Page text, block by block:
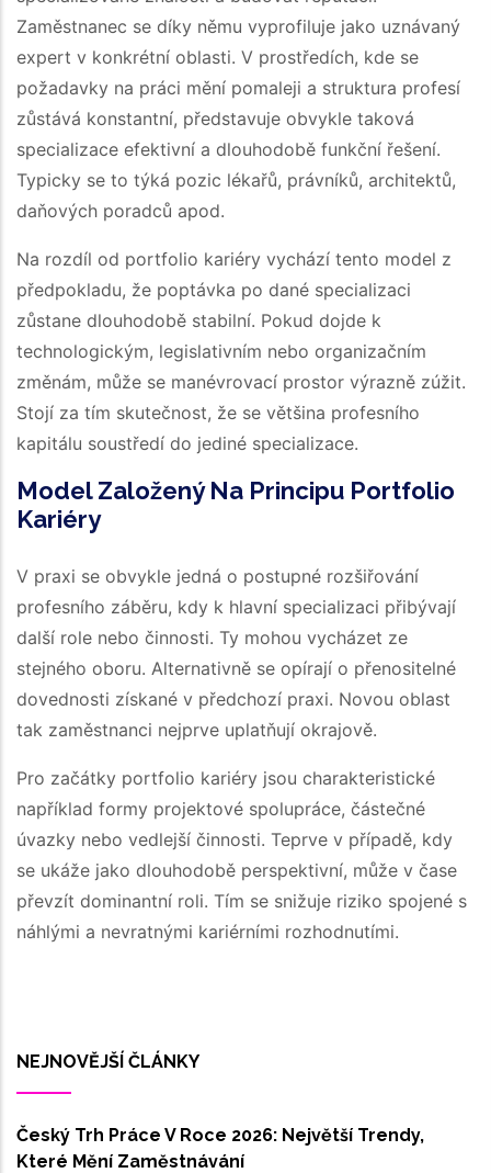
Zaměstnanec se díky němu vyprofiluje jako uznávaný
expert v konkrétní oblasti. V prostředích, kde se
požadavky na práci mění pomaleji a struktura profesí
zůstává konstantní, představuje obvykle taková
specializace efektivní a dlouhodobě funkční řešení.
Typicky se to týká pozic lékařů, právníků, architektů,
daňových poradců apod.
Na rozdíl od portfolio kariéry vychází tento model z
předpokladu, že poptávka po dané specializaci
zůstane dlouhodobě stabilní. Pokud dojde k
technologickým, legislativním nebo organizačním
změnám, může se manévrovací prostor výrazně zúžit.
Stojí za tím skutečnost, že se většina profesního
kapitálu soustředí do jediné specializace.
Model Založený Na Principu Portfolio
Kariéry
V praxi se obvykle jedná o postupné rozšiřování
profesního záběru, kdy k hlavní specializaci přibývají
další role nebo činnosti. Ty mohou vycházet ze
stejného oboru. Alternativně se opírají o přenositelné
dovednosti získané v předchozí praxi. Novou oblast
tak zaměstnanci nejprve uplatňují okrajově.
Pro začátky portfolio kariéry jsou charakteristické
například formy projektové spolupráce, částečné
úvazky nebo vedlejší činnosti. Teprve v případě, kdy
se ukáže jako dlouhodobě perspektivní, může v čase
převzít dominantní roli. Tím se snižuje riziko spojené s
náhlými a nevratnými kariérními rozhodnutími.
NEJNOVĚJŠÍ ČLÁNKY
Český Trh Práce V Roce 2026: Největší Trendy,
Které Mění Zaměstnávání